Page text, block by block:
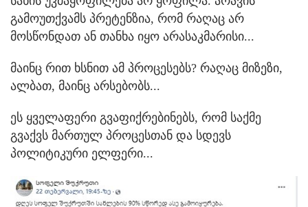
გამოუთქვამს პრეტენზია, რომ რაღაც არ
მოსწონდათ ან თანხა იყო არასაკმარისი...
მაინც რით ხსნით ამ პროცესებს? რაღაც მიზეზი,
ალბათ, მაინც არსებობს...
ეს ყველაფერი გვაფიქრებინებს, რომ საქმე
გვაქვს მართულ პროცესთან და სდევს
პოლიტიკური ელფერი...